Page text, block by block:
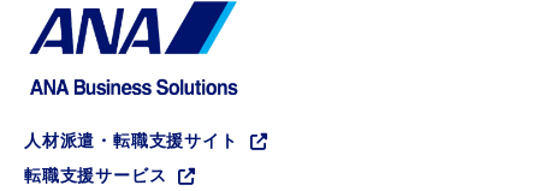
人材派遣・転職支援サイト
転職支援サービス